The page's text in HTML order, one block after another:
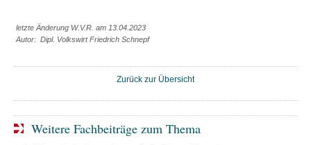
letzte Änderung W.V.R. am 13.04.2023
Autor: Dipl. Volkswirt Friedrich Schnepf
Zurück zur Übersicht
Weitere Fachbeiträge zum Thema